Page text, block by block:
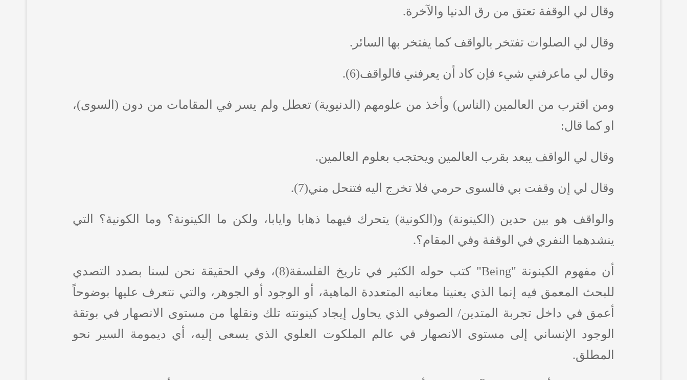
وقال لي الوقفة تعتق من رق الدنيا والآخرة.
وقال لي الصلوات تفتخر بالواقف كما يفتخر بها السائر.
وقال لي ماعرفني شيء فإن كاد أن يعرفني فالواقف(6).
ومن اقترب من العالمين (الناس) وأخذ من علومهم (الدنيوية) تعطل ولم يسر في المقامات من دون (السوى)،
او كما قال:
وقال لي الواقف يبعد بقرب العالمين ويحتجب بعلوم العالمين.
وقال لي إن وقفت بي فالسوى حرمي فلا تخرج اليه فتنحل مني(7).
والواقف هو بين حدين (الكينونة) و(الكونية) يتحرك فيهما ذهابا وايابا، ولكن ما الكينونة؟ وما الكونية؟ التي
ينشدهما النفري في الوقفة وفي المقام؟.
أن مفهوم الكينونة "Being
" كتب حوله الكثير في تاريخ الفلسفة(8)، وفي الحقيقة نحن لسنا بصدد التصدي
للبحث المعمق فيه إنما الذي يعنينا معانيه المتعددة الماهية، أو الوجود أو الجوهر، والتي نتعرف عليها بوضوحاً
أعمق في داخل تجربة المتدين/ الصوفي الذي يحاول إيجاد كينونته تلك ونقلها من مستوى الانصهار في بوتقة
الوجود الإنساني إلى مستوى الانصهار في عالم الملكوت العلوي الذي يسعى إليه، أي ديمومة السير نحو
المطلق.